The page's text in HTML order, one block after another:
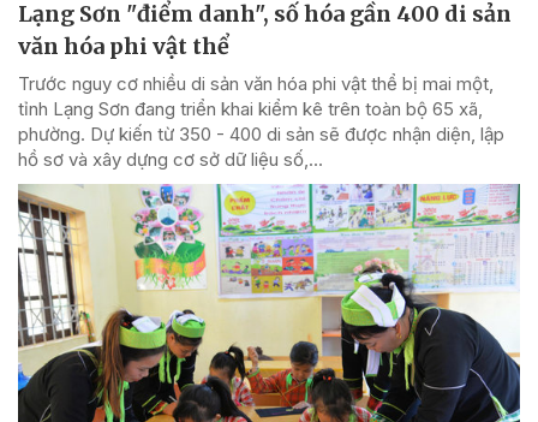
Lạng Sơn "điểm danh", số hóa gần 400 di sản
văn hóa phi vật thể
Trước nguy cơ nhiều di sản văn hóa phi vật thể bị mai một,
tỉnh Lạng Sơn đang triển khai kiểm kê trên toàn bộ 65 xã,
phường. Dự kiến từ 350 - 400 di sản sẽ được nhận diện, lập
hồ sơ và xây dựng cơ sở dữ liệu số,...